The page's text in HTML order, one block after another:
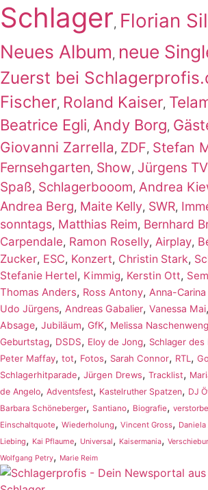
Schlager, Florian
Neues Album, neue
Zuerst bei
Fischer, Roland Kaiser,
Beatrice Egli, Andy Borg,
Giovanni Zarrella, ZDF, Stefan
Fernsehgarten, Show, Jürgens TV
Spaß, Schlagerbooom, Andrea
Andrea Berg, Maite Kelly, SWR,
sonntags, Matthias Reim, Bernhard
Carpendale, Ramon Roselly, Airplay,
Zucker, ESC, Konzert, Christin Stark,
Stefanie Hertel, Kimmig, Kerstin Ott,
Thomas Anders, Ross Antony, Anna-
Udo Jürgens, Andreas Gabalier, Vanessa Mai,
Absage, Jubiläum, GfK, Melissa Naschenweng
Geburtstag, DSDS, Eloy de Jong, Schlager des
Peter Maffay, tot, Fotos, Sarah Connor, RTL,
Schlagerhitparade, Jürgen Drews, Tracklist,
de Angelo, Adventsfest, Kastelruther Spatzen, DJ
Barbara Schöneberger, Santiano, Biografie,
Einschaltquote, Wiederholung, Vincent Gross,
Liebing, Kai Pflaume, Universal, Kaisermania,
Wolfgang Petry, Marie Reim